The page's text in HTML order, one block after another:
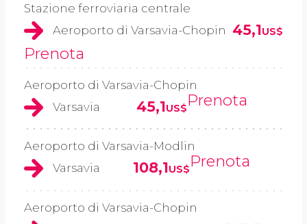
Stazione ferroviaria centrale
Aeroporto di Varsavia-Chopin 45,1US$
Prenota
Aeroporto di Varsavia-Chopin
Varsavia
45,1US$Prenota
Aeroporto di Varsavia-Modlin
Varsavia
108,1US$Prenota
Aeroporto di Varsavia-Chopin